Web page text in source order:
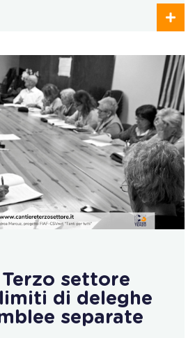
settore
di deleghe
separate